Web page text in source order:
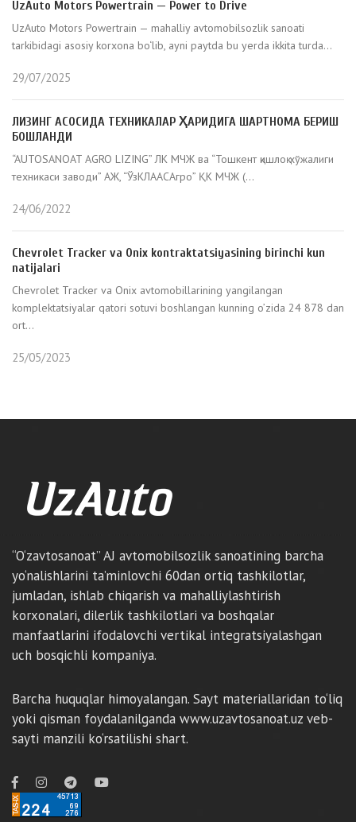
UzAuto Motors Powertrain — Power to Drive
UzAuto Motors Powertrain — mahalliy avtomobilsozlik sanoati
tarkibidagi asosiy korxona bo‘lib, ayni paytda bu yerda ikkita turda...
29/07/2025
ЛИЗИНГ АСОСИДА ТЕХНИКАЛАР ҲАРИДИГА ШАРТНОМА БЕРИШ
БОШЛАНДИ
“AUTOSANOAT AGRO LIZING” ЛК МЧЖ ва “Тошкент қишлоқ хўжалиги
техникаси заводи” АЖ, “ЎзКЛААСАгро” ҚК МЧЖ (...
24/06/2022
Chevrolet Tracker va Onix kontraktatsiyasining birinchi kun
natijalari
Chevrolet Tracker va Onix avtomobillarining yangilangan
komplektatsiyalar qatori sotuvi boshlangan kunning o’zida 24 878 dan
ort...
25/05/2023
“O‘zavtosanoat” AJ avtomobilsozlik sanoatining barcha
yo‘nalishlarini ta’minlovchi 60dan ortiq tashkilotlar,
jumladan, ishlab chiqarish va mahalliylashtirish
korxonalari, dilerlik tashkilotlari va boshqalar
manfaatlarini ifodalovchi vertikal integratsiyalashgan
uch bosqichli kompaniya.
Barcha huquqlar himoyalangan. Sayt materiallaridan to‘liq
yoki qisman foydalanilganda www.uzavtosanoat.uz veb-
sayti manzili ko‘rsatilishi shart.